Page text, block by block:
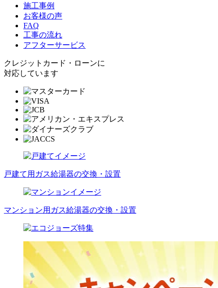
施工事例
お客様の声
FAQ
工事の流れ
アフターサービス
クレジットカード・ローンに
対応しています
戸建て用ガス給湯器の交換・設置
マンション用ガス給湯器の交換・設置